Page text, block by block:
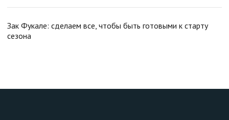
Зак Фукале: сделаем все, чтобы быть готовыми к старту
сезона